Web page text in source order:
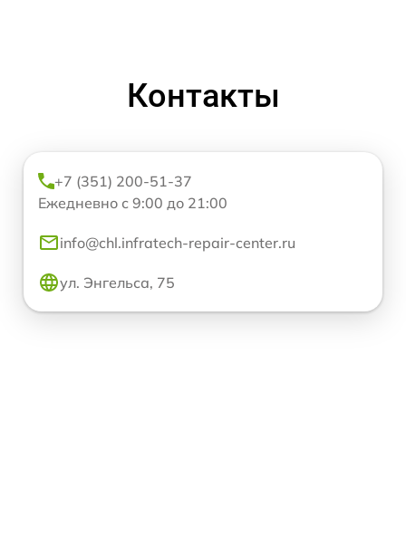
Контакты
+7 (351) 200-51-37
Ежедневно с 9:00 до 21:00
info@chl.infratech-repair-center.ru
ул. Энгельса, 75